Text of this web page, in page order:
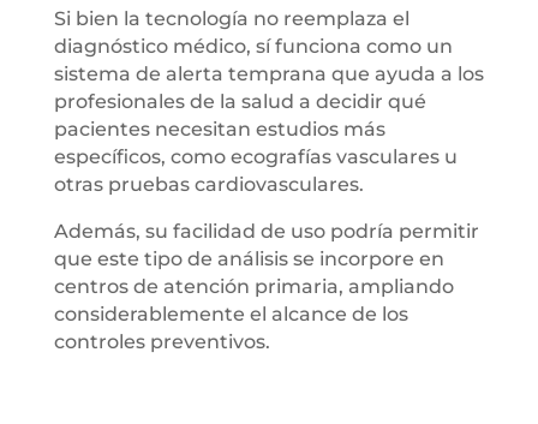
Si bien la tecnología no reemplaza el
diagnóstico médico, sí funciona como un
sistema de alerta temprana que ayuda a los
profesionales de la salud a decidir qué
pacientes necesitan estudios más
específicos, como ecografías vasculares u
otras pruebas cardiovasculares.
Además, su facilidad de uso podría permitir
que este tipo de análisis se incorpore en
centros de atención primaria, ampliando
considerablemente el alcance de los
controles preventivos.